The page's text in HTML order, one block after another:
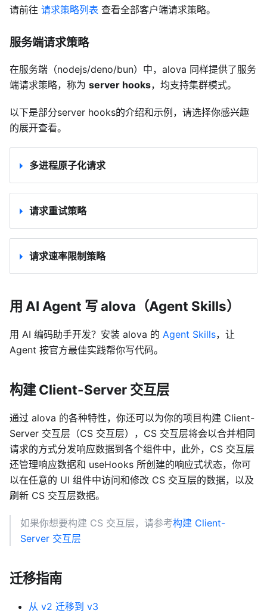
请前往 请求策略列表 查看全部客户端请求策略。
服务端请求策略
在服务端（nodejs/deno/bun）中，alova 同样提供了服务
端请求策略，称为 server hooks，均支持集群模式。
以下是部分server hooks的介绍和示例，请选择你感兴趣
的展开查看。
多进程原子化请求
请求重试策略
请求速率限制策略
用 AI Agent 写 alova（Agent Skills）
用 AI 编码助手开发？安装 alova 的 Agent Skills，让
Agent 按官方最佳实践帮你写代码。
构建 Client-Server 交互层
通过 alova 的各种特性，你还可以为你的项目构建 Client-
Server 交互层（CS 交互层），CS 交互层将会以合并相同
请求的方式分发响应数据到各个组件中，此外，CS 交互层
还管理响应数据和 useHooks 所创建的响应式状态，你可
以在任意的 UI 组件中访问和修改 CS 交互层的数据，以及
刷新 CS 交互层数据。
如果你想要构建 CS 交互层，请参考构建 Client-
Server 交互层
迁移指南
从 v2 迁移到 v3